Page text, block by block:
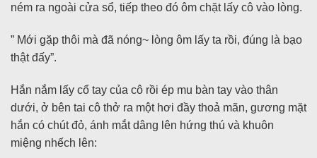
ném ra ngoài cửa sổ, tiếp theo đó ôm chặt lấy cô vào lòng.
” Mới gặp thôi mà đã nóng~ lòng ôm lấy ta rồi, đúng là bạo
thật đấy”.
Hắn nắm lấy cổ tay của cô rồi ép mu bàn tay vào thân
dưới, ở bên tai cô thở ra một hơi đầy thoả mãn, gương mặt
hắn có chút đỏ, ánh mắt dâng lên hứng thú và khuôn
miệng nhếch lên: